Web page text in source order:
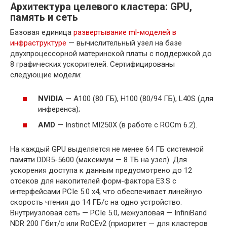
Архитектура целевого кластера: GPU,
память и сеть
Базовая единица развертывание ml-моделей в
инфраструктуре — вычислительный узел на базе
двухпроцессорной материнской платы с поддержкой до
8 графических ускорителей. Сертифицированы
следующие модели:
NVIDIA — A100 (80 ГБ), H100 (80/94 ГБ), L40S (для
инференса);
AMD — Instinct MI250X (в работе с ROCm 6.2).
На каждый GPU выделяется не менее 64 ГБ системной
памяти DDR5-5600 (максимум — 8 ТБ на узел). Для
ускорения доступа к данным предусмотрено до 12
отсеков для накопителей форм-фактора E3.S с
интерфейсами PCIe 5.0 x4, что обеспечивает линейную
скорость чтения до 14 ГБ/с на одно устройство.
Внутриузловая сеть — PCIe 5.0, межузловая — InfiniBand
NDR 200 Гбит/с или RoCEv2 (приоритет — для кластеров